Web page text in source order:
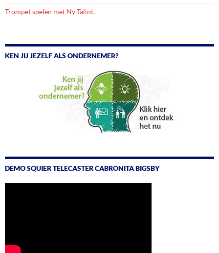
Trompet spelen met Ny Talint.
KEN JIJ JEZELF ALS ONDERNEMER?
DEMO SQUIER TELECASTER CABRONITA BIGSBY